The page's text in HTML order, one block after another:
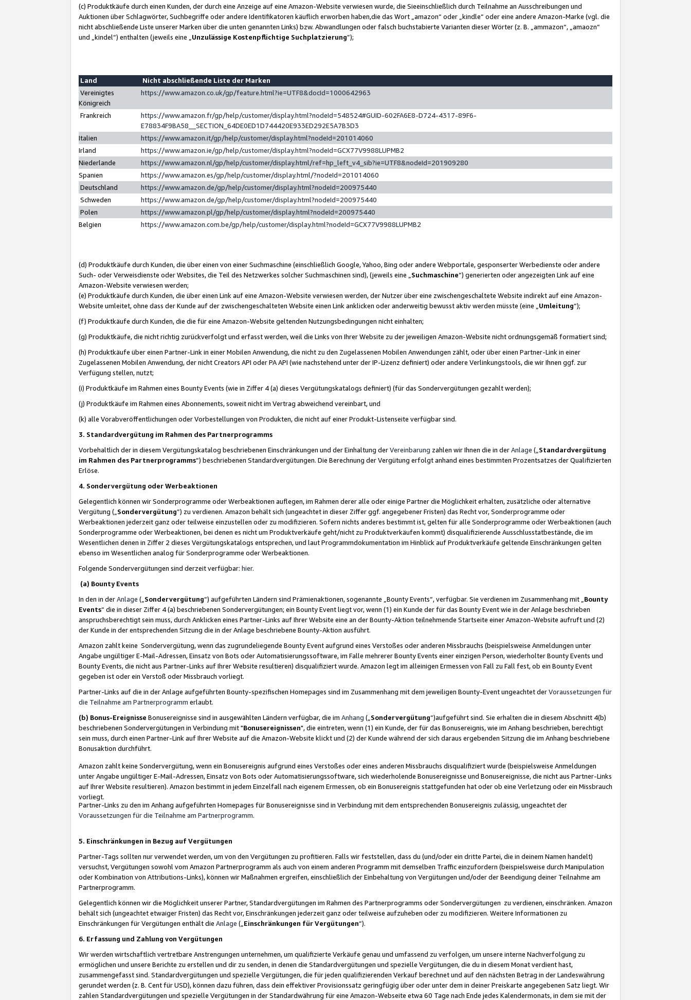
(c) Produktkäufe durch einen Kunden, der durch eine Anzeige auf eine Amazon-Website verwiesen wurde, die Sieeinschließlich durch Teilnahme an Ausschreibungen und
Auktionen über Schlagwörter, Suchbegriffe oder andere Identifikatoren käuflich erworben haben,die das Wort „amazon“ oder „kindle“ oder eine andere Amazon-Marke (vgl. die
nicht abschließende Liste unserer Marken über die unten genannten Links) bzw. Abwandlungen oder falsch buchstabierte Varianten dieser Wörter (z. B. „ammazon“, „amaozn“
und „kindel“) enthalten (jeweils eine „ Unzulässige Kostenpflichtige Suchplatzierung”);
Land
Nicht abschließende Liste der Marken
Vereinigtes
Königreich
https://www.amazon.co.uk/gp/feature.html?ie=UTF8&docId=1000642963
Frankreich
https://www.amazon.fr/gp/help/customer/display.html?nodeId=548524#GUID-602FA6E8-D724-4317-89F6-
E78834F9BA58__SECTION_64DE0ED1D744420E933ED292E5A7B3D3
Italien
https://www.amazon.it/gp/help/customer/display.html?nodeId=201014060
Irland
https://www.amazon.ie/gp/help/customer/display.html?nodeId=GCX77V9988LUPMB2
Niederlande
https://www.amazon.nl/gp/help/customer/display.html/ref=hp_left_v4_sib?ie=UTF8&nodeId=201909280
Spanien
https://www.amazon.es/gp/help/customer/display.html/?nodeId=201014060
Deutschland
https://www.amazon.de/gp/help/customer/display.html?nodeId=200975440
Schweden
https://www.amazon.de/gp/help/customer/display.html?nodeId=200975440
Polen
https://www.amazon.pl/gp/help/customer/display.html?nodeId=200975440
Belgien
https://www.amazon.com.be/gp/help/customer/display.html?nodeId=GCX77V9988LUPMB2
(d) Produktkäufe durch Kunden, die über einen von einer Suchmaschine (einschließlich Google, Yahoo, Bing oder andere Webportale, gesponserter Werbedienste oder andere
Such- oder Verweisdienste oder Websites, die Teil des Netzwerkes solcher Suchmaschinen sind), (jeweils eine „ Suchmaschine“) generierten oder angezeigten Link auf eine
Amazon-Website verwiesen werden;
(e) Produktkäufe durch Kunden, die über einen Link auf eine Amazon-Website verwiesen werden, der Nutzer über eine zwischengeschaltete Website indirekt auf eine Amazon-
Website umleitet, ohne dass der Kunde auf der zwischengeschalteten Website einen Link anklicken oder anderweitig bewusst aktiv werden müsste (eine „ Umleitung“);
(f) Produktkäufe durch Kunden, die die für eine Amazon-Website geltenden Nutzungsbedingungen nicht einhalten;
(g) Produktkäufe, die nicht richtig zurückverfolgt und erfasst werden, weil die Links von Ihrer Website zu der jeweiligen Amazon-Website nicht ordnungsgemäß formatiert sind;
(h) Produktkäufe über einen Partner-Link in einer Mobilen Anwendung, die nicht zu den Zugelassenen Mobilen Anwendungen zählt, oder über einen Partner-Link in einer
Zugelassenen Mobilen Anwendung, der nicht Creators API oder PA API (wie nachstehend unter der IP-Lizenz definiert) oder andere Verlinkungstools, die wir Ihnen ggf. zur
Verfügung stellen, nutzt;
(i) Produktkäufe im Rahmen eines Bounty Events (wie in Ziffer 4 (a) dieses Vergütungskatalogs definiert) (für das Sondervergütungen gezahlt werden);
(j) Produktkäufe im Rahmen eines Abonnements, soweit nicht im Vertrag abweichend vereinbart, und
(k) alle Vorabveröffentlichungen oder Vorbestellungen von Produkten, die nicht auf einer Produkt-Listenseite verfügbar sind.
3. Standardvergütung im Rahmen des Partnerprogramms
Vorbehaltlich der in diesem Vergütungskatalog beschriebenen Einschränkungen und der Einhaltung derVereinbarung zahlen wir Ihnen die in derAnlage („ Standardvergütung
im Rahmen des Partnerprogramms“) beschriebenen Standardvergütungen. Die Berechnung der Vergütung erfolgt anhand eines bestimmten Prozentsatzes der Qualifizierten
Erlöse.
4. Sondervergütung oder Werbeaktionen
Gelegentlich können wir Sonderprogramme oder Werbeaktionen auflegen, im Rahmen derer alle oder einige Partner die Möglichkeit erhalten, zusätzliche oder alternative
Vergütung („ Sondervergütung”) zu verdienen. Amazon behält sich (ungeachtet in dieser Ziffer ggf. angegebener Fristen) das Recht vor, Sonderprogramme oder
Werbeaktionen jederzeit ganz oder teilweise einzustellen oder zu modifizieren. Sofern nichts anderes bestimmt ist, gelten für alle Sonderprogramme oder Werbeaktionen (auch
Sonderprogramme oder Werbeaktionen, bei denen es nicht um Produktverkäufe geht/nicht zu Produktverkäufen kommt) disqualifizierende Ausschlusstatbestände, die im
Wesentlichen denen in Ziffer 2 dieses Vergütungskatalogs entsprechen, und laut Programmdokumentation im Hinblick auf Produktverkäufe geltende Einschränkungen gelten
ebenso im Wesentlichen analog für Sonderprogramme oder Werbeaktionen.
Folgende Sondervergütungen sind derzeit verfügbar: hier.
(a) Bounty Events
In den in derAnlage („ Sondervergütung“) aufgeführten Ländern sind Prämienaktionen, sogenannte „Bounty Events“, verfügbar. Sie verdienen im Zusammenhang mit „ Bounty
Events“ die in dieser Ziffer 4 (a) beschriebenen Sondervergütungen; ein Bounty Event liegt vor, wenn (1) ein Kunde der für das Bounty Event wie in der Anlage beschrieben
anspruchsberechtigt sein muss, durch Anklicken eines Partner-Links auf Ihrer Website eine an der Bounty-Aktion teilnehmende Startseite einer Amazon-Website aufruft und (2)
der Kunde in der entsprechenden Sitzung die in der Anlage beschriebene Bounty-Aktion ausführt.
Amazon zahlt keine Sondervergütung, wenn das zugrundeliegende Bounty Event aufgrund eines Verstoßes oder anderen Missbrauchs (beispielsweise Anmeldungen unter
Angabe ungültiger E-Mail-Adressen, Einsatz von Bots oder Automatisierungssoftware, im Falle mehrerer Bounty Events einer einzigen Person, wiederholter Bounty Events und
Bounty Events, die nicht aus Partner-Links auf Ihrer Website resultieren) disqualifiziert wurde. Amazon legt im alleinigen Ermessen von Fall zu Fall fest, ob ein Bounty Event
gegeben ist oder ein Verstoß oder Missbrauch vorliegt.
Partner-Links auf die in der Anlage aufgeführten Bounty-spezifischen Homepages sind im Zusammenhang mit dem jeweiligen Bounty-Event ungeachtet derVoraussetzungen für
die Teilnahme am Partnerprogramm erlaubt.
(b) Bonus-Ereignisse Bonusereignisse sind in ausgewählten Ländern verfügbar, die im Anhang („ Sondervergütung“)aufgeführt sind. Sie erhalten die in diesem Abschnitt 4(b)
beschriebenen Sondervergütungen in Verbindung mit "Bonusereignissen", die eintreten, wenn (1) ein Kunde, der für das Bonusereignis, wie im Anhang beschrieben, berechtigt
sein muss, durch einen Partner-Link auf Ihrer Website auf die Amazon-Website klickt und (2) der Kunde während der sich daraus ergebenden Sitzung die im Anhang beschriebene
Bonusaktion durchführt.
Amazon zahlt keine Sondervergütung, wenn ein Bonusereignis aufgrund eines Verstoßes oder eines anderen Missbrauchs disqualifiziert wurde (beispielsweise Anmeldungen
unter Angabe ungültiger E-Mail-Adressen, Einsatz von Bots oder Automatisierungssoftware, sich wiederholende Bonusereignisse und Bonusereignisse, die nicht aus Partner-Links
auf Ihrer Website resultieren). Amazon bestimmt in jedem Einzelfall nach eigenem Ermessen, ob ein Bonusereignis stattgefunden hat oder ob eine Verletzung oder ein Missbrauch
vorliegt.
Partner-Links zu den im Anhang aufgeführten Homepages für Bonusereignisse sind in Verbindung mit dem entsprechenden Bonusereignis zulässig, ungeachtet der
Voraussetzungen für die Teilnahme am Partnerprogramm.
5. Einschränkungen in Bezug auf Vergütungen
Partner-Tags sollten nur verwendet werden, um von den Vergütungen zu profitieren. Falls wir feststellen, dass du (und/oder ein dritte Partei, die in deinem Namen handelt)
versuchst, Vergütungen sowohl vom Amazon Partnerprogramm als auch von einem anderen Programm mit demselben Traffic einzufordern (beispielsweise durch Manipulation
oder Kombination von Attributions-Links), können wir Maßnahmen ergreifen, einschließlich der Einbehaltung von Vergütungen und/oder der Beendigung deiner Teilnahme am
Partnerprogramm.
Gelegentlich können wir die Möglichkeit unserer Partner, Standardvergütungen im Rahmen des Partnerprogramms oder Sondervergütungen zu verdienen, einschränken. Amazon
behält sich (ungeachtet etwaiger Fristen) das Recht vor, Einschränkungen jederzeit ganz oder teilweise aufzuheben oder zu modifizieren. Weitere Informationen zu
Einschränkungen für Vergütungen enthält die Anlage („ Einschränkungen für Vergütungen“).
6. Erfassung und Zahlung von Vergütungen
Wir werden wirtschaftlich vertretbare Anstrengungen unternehmen, um qualifizierte Verkäufe genau und umfassend zu verfolgen, um unsere interne Nachverfolgung zu
ermöglichen und unsere Berichte zu erstellen und dir zu senden, in denen die Standardvergütungen und spezielle Vergütungen, die du in diesem Monat verdient hast,
zusammengefasst sind. Standardvergütungen und spezielle Vergütungen, die für jeden qualifizierenden Verkauf berechnet und auf den nächsten Betrag in der Landeswährung
gerundet werden (z. B. Cent für USD), können dazu führen, dass dein effektiver Provisionssatz geringfügig über oder unter dem in deiner Preiskarte angegebenen Satz liegt. Wir
zahlen Standardvergütungen und spezielle Vergütungen in der Standardwährung für eine Amazon-Webseite etwa 60 Tage nach Ende jedes Kalendermonats, in dem sie mit der